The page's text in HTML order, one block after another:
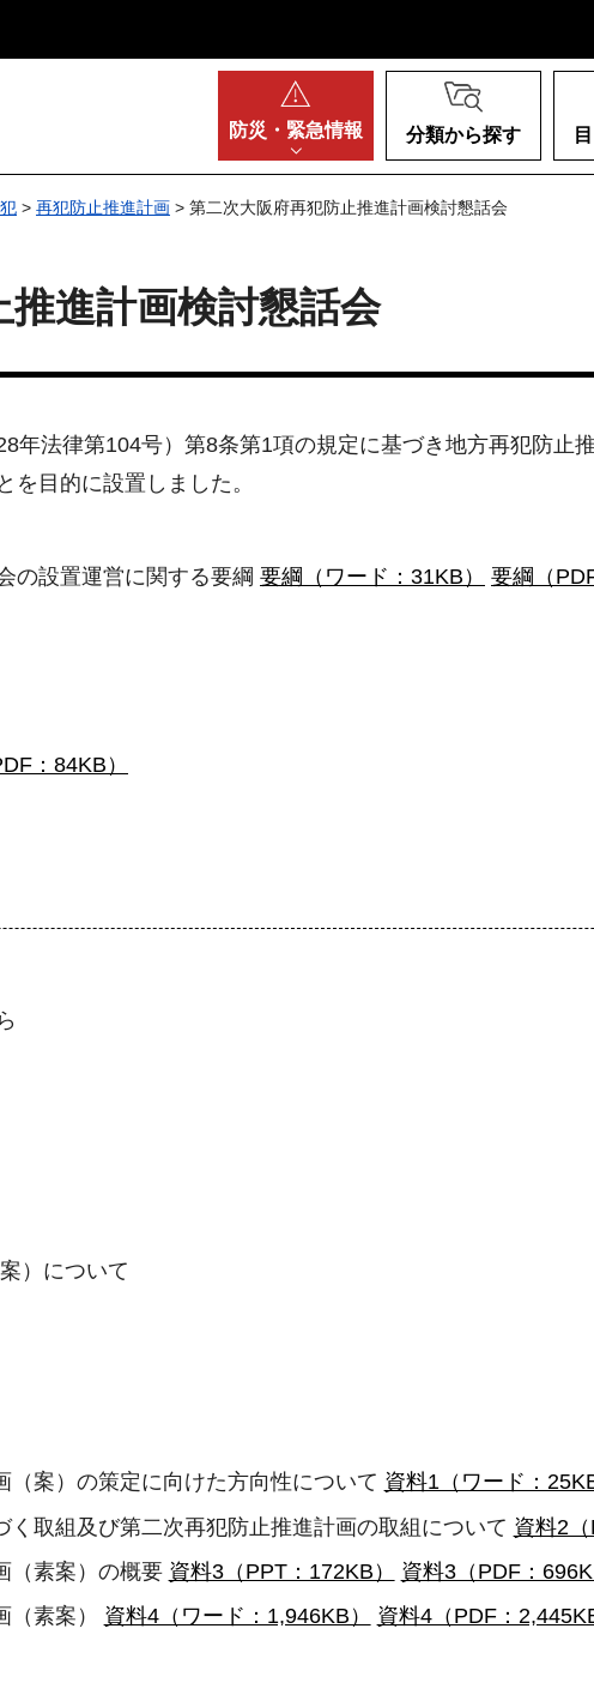
防災・ 緊急情報 分類から探す
> 再犯防止推進計画 > 第二次大阪府再犯防止推進計画検討懇話会
進計画検討懇話会
年法律第104号）第8条第1項の規定に基づき地方再犯防止
目的に設置しました。
の設置運営に関する要綱 要綱（ワード：31KB） 要綱（
：84KB）
）について
案）の策定に向けた方向性について 資料1（ワード：
取組及び第二次再犯防止推進計画の取組について 資料2
（素案）の概要 資料3（PPT：172KB）
資料3（PDF：
素案） 資料4（ワード：1,946KB） 資料4（PDF：